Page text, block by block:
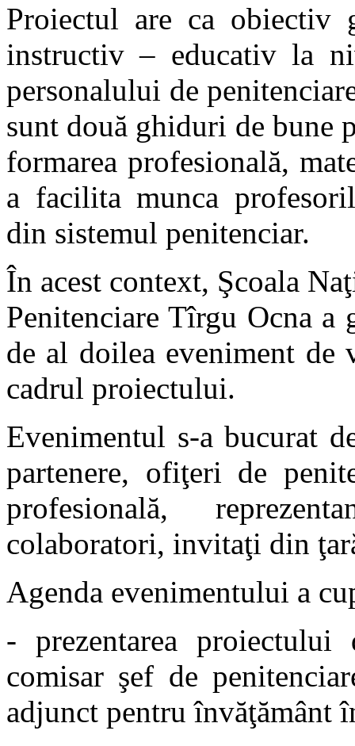
Proiectul are ca obiectiv
instructiv – educativ la
personalului de
sunt două ghiduri de bune
formarea profesională,
a facilita munca
din sistemul penitenciar.
În acest context, Şcoala
Penitenciare Tîrgu Ocna a
de al doilea eveniment de
cadrul proiectului.
Evenimentul s-a bucurat
partenere, ofiţeri de
profesională,
colaboratori, invitaţi din
Agenda evenimentului a
- prezentarea
comisar şef de
adjunct pentru învăţământ